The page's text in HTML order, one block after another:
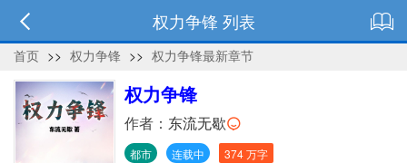
权力争锋 列表
首页 >> 权力争锋 >> 权力争锋最新章节
权力争锋
作者： 东流无歇
都市 连载中 374 万字